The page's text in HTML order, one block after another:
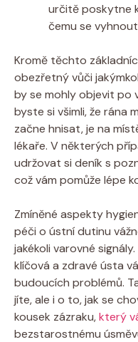
určitě poskytne
čemu se
Kromě těchto
obezřetný vůči
by se mohly objevit po
byste si všimli, že rána
začne hnisat, je na
lékaře. V některých
udržovat si deník s
což vám pomůže lépe
Zmíněné aspekty
péči o ústní dutinu
jakékoli varovné
klíčová a zdravé ústa
budoucích problémů.
jíte, ale i o to, jak se
kousek zázraku,který
bezstarostnému